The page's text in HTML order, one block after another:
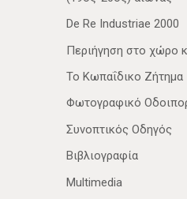
De Re Industriae 2000
Περιήγηση στο χώρο
Το Κωπαΐδικο Ζήτημα
Φωτογραφικό
Συνοπτικός Οδηγός
Βιβλιογραφία
Multimedia